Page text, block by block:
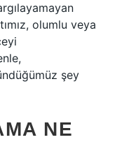
olumlu veya
şey
NE